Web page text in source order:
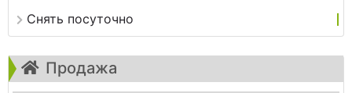
Снять посуточно
Продажа